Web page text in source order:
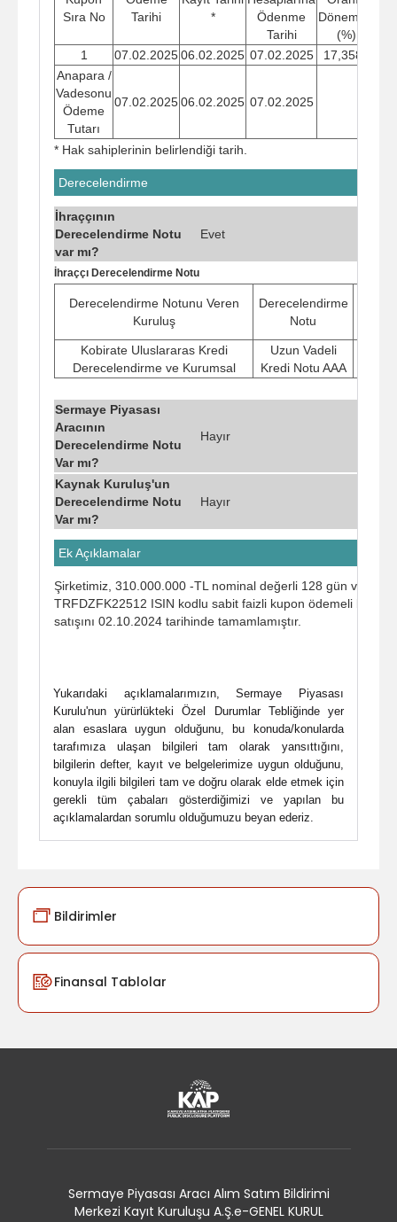
Sıra No
Tarihi
*
Ödenme
Tarihi
Dönemsel
(%)
1 07.02.202506.02.2025 07.02.2025
17,3589
Anapara /
Vadesonu
Ödeme
Tutarı
07.02.202506.02.2025 07.02.2025
* Hak sahiplerinin belirlendiği tarih.
Derecelendirme
İhraççının
Derecelendirme Notu
var mı?
Evet
İhraççı Derecelendirme Notu
Derecelendirme Notunu Veren
Kuruluş
Derecelendirme
Notu
Kobirate Uluslararas Kredi
Derecelendirme ve Kurumsal
Uzun Vadeli
Kredi Notu AAA
Sermaye Piyasası
Aracının
Derecelendirme Notu
Var mı?
Hayır
Kaynak Kuruluş'un
Derecelendirme Notu
Var mı?
Hayır
Ek Açıklamalar
Şirketimiz, 310.000.000 -TL nominal değerli 128 gün vadeli,
TRFDZFK22512 ISIN kodlu sabit faizli kupon ödemeli
satışını 02.10.2024 tarihinde tamamlamıştır.
Yukarıdaki açıklamalarımızın, Sermaye Piyasası
Kurulu'nun yürürlükteki Özel Durumlar Tebliğinde yer
alan esaslara uygun olduğunu, bu konuda/konularda
tarafımıza ulaşan bilgileri tam olarak yansıttığını,
bilgilerin defter, kayıt ve belgelerimize uygun olduğunu,
konuyla ilgili bilgileri tam ve doğru olarak elde etmek için
gerekli tüm çabaları gösterdiğimizi ve yapılan bu
açıklamalardan sorumlu olduğumuzu beyan ederiz.
Bildirimler
Finansal Tablolar
Sermaye Piyasası Aracı Alım Satım Bildirimi
Merkezi Kayıt Kuruluşu A.Ş.e-GENEL KURUL